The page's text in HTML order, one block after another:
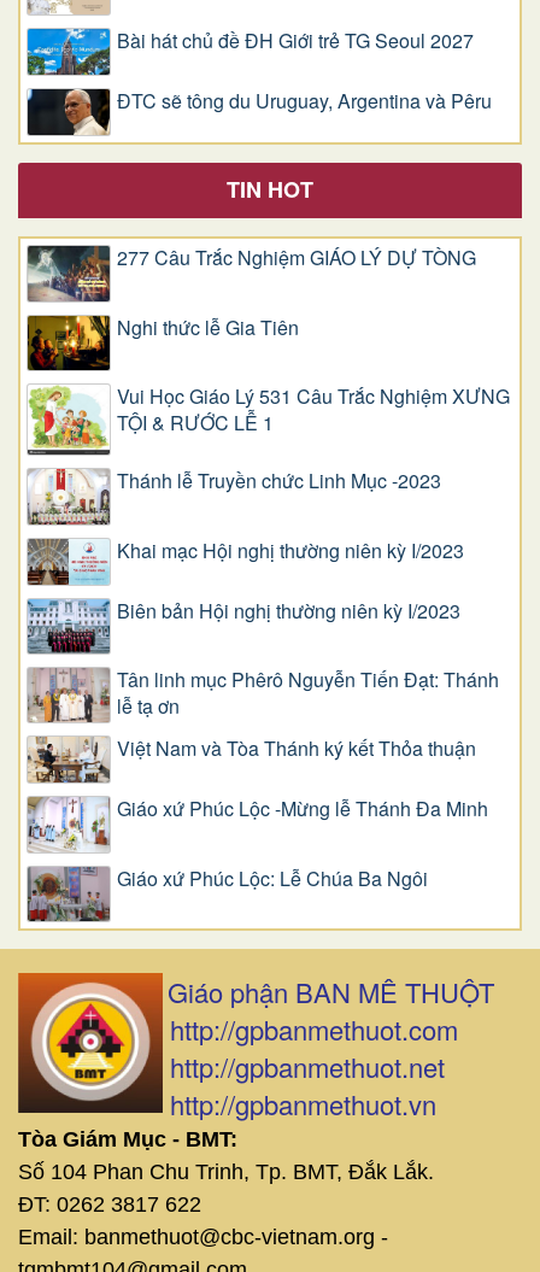
Bài hát chủ đề ĐH Giới trẻ TG Seoul 2027
ĐTC sẽ tông du Uruguay, Argentina và Pêru
TIN HOT
277 Câu Trắc Nghiệm GIÁO LÝ DỰ TÒNG
Nghi thức lễ Gia Tiên
Vui Học Giáo Lý 531 Câu Trắc Nghiệm XƯNG
TỘI & RƯỚC LỄ 1
Thánh lễ Truyền chức Linh Mục -2023
Khai mạc Hội nghị thường niên kỳ I/2023
Biên bản Hội nghị thường niên kỳ I/2023
Tân linh mục Phêrô Nguyễn Tiến Đạt: Thánh
lễ tạ ơn
Việt Nam và Tòa Thánh ký kết Thỏa thuận
Giáo xứ Phúc Lộc -Mừng lễ Thánh Đa Minh
Giáo xứ Phúc Lộc: Lễ Chúa Ba Ngôi
Giáo phận BAN MÊ THUỘT
http://gpbanmethuot.com
http://gpbanmethuot.net
http://gpbanmethuot.vn
Tòa Giám Mục - BMT:
Số 104 Phan Chu Trinh, Tp. BMT, Đắk Lắk.
ĐT: 0262 3817 622
Email: banmethuot@cbc-vietnam.org -